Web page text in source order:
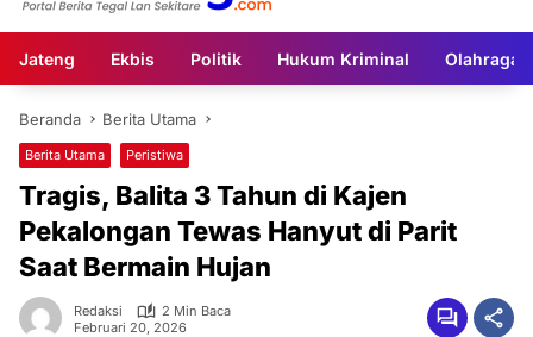
Jateng Ekbis Politik Hukum Kriminal Olahraga
Beranda Berita Utama
Berita Utama Peristiwa
Tragis, Balita 3 Tahun di Kajen
Pekalongan Tewas Hanyut di Parit
Saat Bermain Hujan
Redaksi
2 Min Baca
Februari 20, 2026